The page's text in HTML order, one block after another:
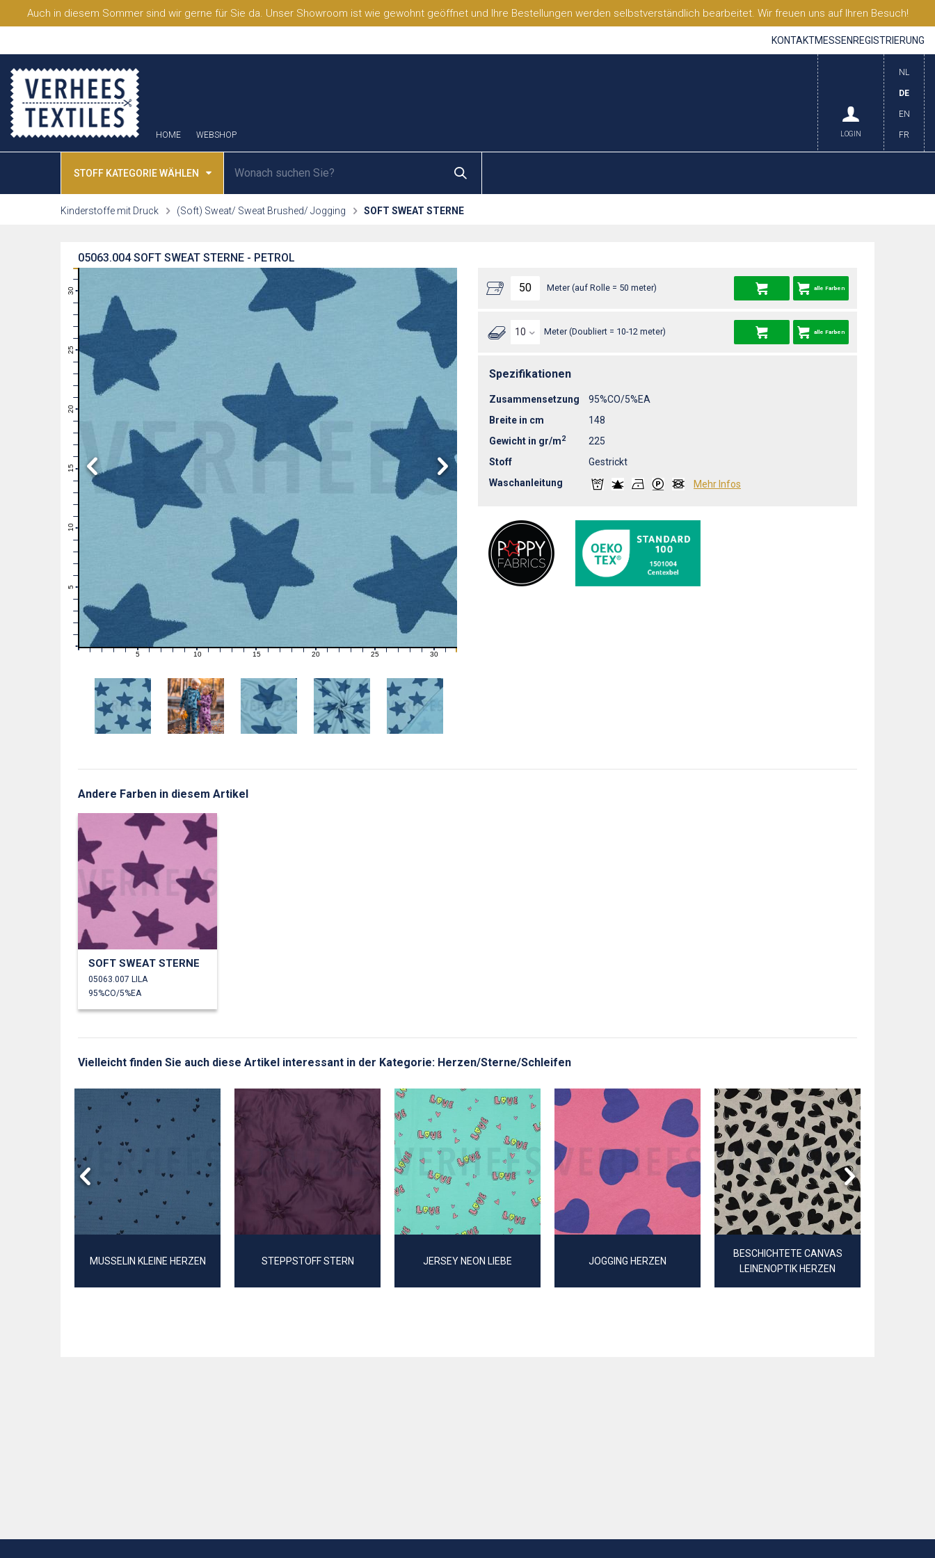
Auch in diesem Sommer sind wir gerne für Sie da. Unser Showroom ist wie gewohnt geöffnet und Ihre Bestellungen werden selbstverständlich bearbeitet. Wir freuen uns auf Ihren Besuch!
KONTAKTMESSEN REGISTRIERUNG
HOME WEBSHOP
NL
DE
EN
FR
LOGIN
STOFF KATEGORIE WÄHLEN
Kinderstoffe mit Druck (Soft) Sweat/ Sweat Brushed/ Jogging SOFT SWEAT STERNE
SOFT SWEAT STERNE - PETROL
05063.004
10
11
12
13
14
15
16
17
18
19
20
21
22
23
24
25
26
27
28
29
30
1 2 3 4 6 7 8 9 11 12 13 14 16 17 18 19 21 22 23 24 26 27 28 29 31
Meter (auf Rolle = 50 meter) alle Farben
Meter (Doubliert = 10-12 meter) alle Farben
Spezifikationen
Zusammensetzung
95%CO/5%EA
Breite in cm
148
Gewicht in gr/m2
225
Stoff
Gestrickt
Waschanleitung
Mehr Infos
Andere Farben in diesem Artikel
SOFT SWEAT STERNE
05063.007 LILA
95%CO/5%EA
Vielleicht finden Sie auch diese Artikel interessant in der Kategorie: Herzen/Sterne/Schleifen
MUSSELIN KLEINE HERZEN STEPPSTOFF STERN JERSEY NEON LIEBE JOGGING HERZEN
BESCHICHTETE CANVAS
LEINENOPTIK HERZEN